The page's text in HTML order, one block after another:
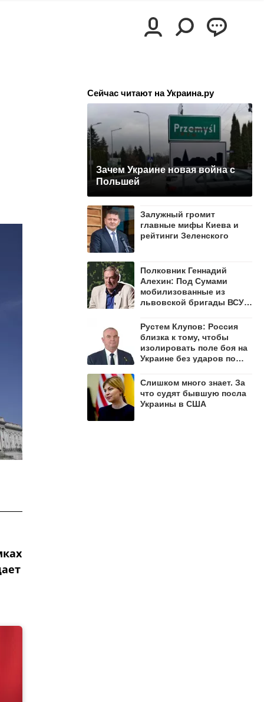
Сейчас читают на Украина.ру
Зачем Украине новая война с
Польшей
Залужный громит
главные мифы Киева и
рейтинги Зеленского
Полковник Геннадий
Алехин: Под Сумами
мобилизованные из
львовской бригады ВСУ
Рустем Клупов: Россия
близка к тому, чтобы
изолировать поле боя на
Украине без ударов по
Слишком много знает. За
что судят бывшую посла
Украины в США